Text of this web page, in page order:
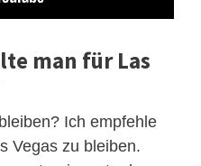
man für Las
Ich empfehle
Vegas zu bleiben.